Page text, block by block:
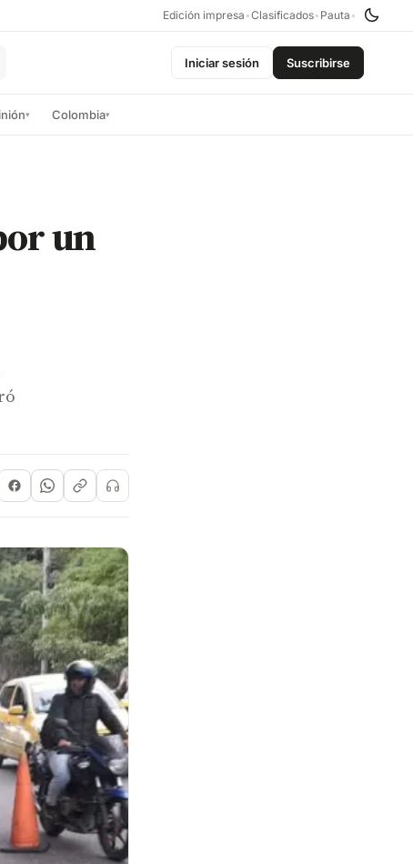
Edición impresa •Clasificados• Pauta •
Iniciar sesión Suscribirse
▾ Colombia▾
un